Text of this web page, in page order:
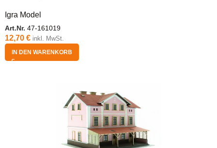
Igra Model
Art.Nr. 47-161019
12,70 € inkl. MwSt.
IN DEN WARENKORB